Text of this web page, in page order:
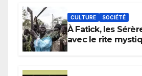
CULTURE SOCIÉTÉ
À Fatick, les
avec le rite